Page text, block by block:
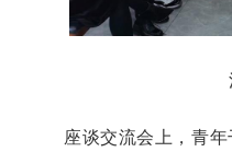
座谈交流会上，青